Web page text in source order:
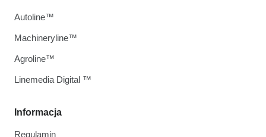
Informacja
Regulamin
Autoline™
Machineryline™
Agroline™
Linemedia Digital ™